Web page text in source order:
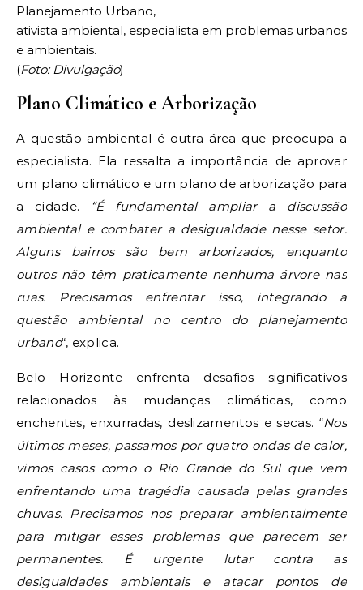
Planejamento Urbano,
ativista ambiental, especialista em problemas urbanos
e ambientais.
(Foto: Divulgação)
Plano Climático e Arborização
A questão ambiental é outra área que preocupa a
especialista. Ela ressalta a importância de aprovar
um plano climático e um plano de arborização para
a cidade.
“É fundamental ampliar a discussão
ambiental e combater a desigualdade nesse setor.
Alguns bairros são bem arborizados, enquanto
outros não têm praticamente nenhuma árvore nas
ruas. Precisamos enfrentar isso, integrando a
questão ambiental no centro do planejamento
urbano“, explica.
Belo Horizonte enfrenta desafios significativos
relacionados às mudanças climáticas, como
enchentes, enxurradas, deslizamentos e secas. “Nos
últimos meses, passamos por quatro ondas de calor,
vimos casos como o Rio Grande do Sul que vem
enfrentando uma tragédia causada pelas grandes
chuvas. Precisamos nos preparar ambientalmente
para mitigar esses problemas que parecem ser
permanentes. É urgente lutar contra as
desigualdades ambientais e atacar pontos de